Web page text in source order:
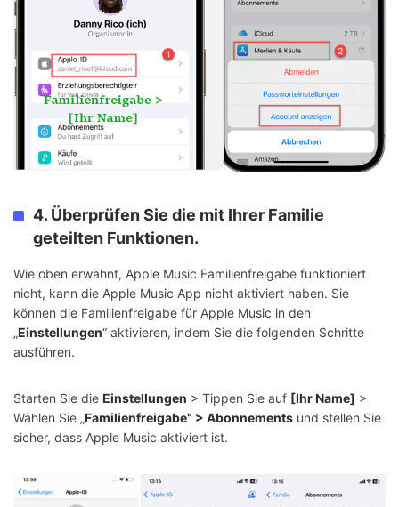
4. Überprüfen Sie die mit Ihrer Familie
geteilten Funktionen.
Wie oben erwähnt, Apple Music Familienfreigabe funktioniert
nicht, kann die Apple Music App nicht aktiviert haben. Sie
können die Familienfreigabe für Apple Music in den
„Einstellungen“ aktivieren, indem Sie die folgenden Schritte
ausführen.
Starten Sie die Einstellungen > Tippen Sie auf [Ihr Name] >
Wählen Sie „Familienfreigabe“ > Abonnements und stellen Sie
sicher, dass Apple Music aktiviert ist.